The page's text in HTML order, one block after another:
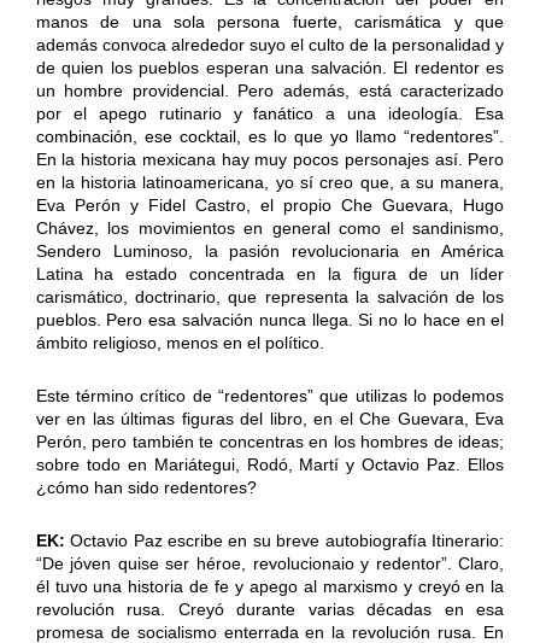
manos de una sola persona fuerte, carismática y que
además convoca alrededor suyo el culto de la personalidad y
de quien los pueblos esperan una salvación. El redentor es
un hombre providencial. Pero además, está caracterizado
por el apego rutinario y fanático a una ideología. Esa
combinación, ese cocktail, es lo que yo llamo “redentores”.
En la historia mexicana hay muy pocos personajes así. Pero
en la historia latinoamericana, yo sí creo que, a su manera,
Eva Perón y Fidel Castro, el propio Che Guevara, Hugo
Chávez, los movimientos en general como el sandinismo,
Sendero Luminoso, la pasión revolucionaria en América
Latina ha estado concentrada en la figura de un líder
carismático, doctrinario, que representa la salvación de los
pueblos. Pero esa salvación nunca llega. Si no lo hace en el
ámbito religioso, menos en el político.
Este término crítico de “redentores” que utilizas lo podemos
ver en las últimas figuras del libro, en el Che Guevara, Eva
Perón, pero también te concentras en los hombres de ideas;
sobre todo en Mariátegui, Rodó, Martí y Octavio Paz. Ellos
¿cómo han sido redentores?
EK: Octavio Paz escribe en su breve autobiografía Itinerario:
“De jóven quise ser héroe, revolucionaio y redentor”. Claro,
él tuvo una historia de fe y apego al marxismo y creyó en la
revolución rusa. Creyó durante varias décadas en esa
promesa de socialismo enterrada en la revolución rusa. En